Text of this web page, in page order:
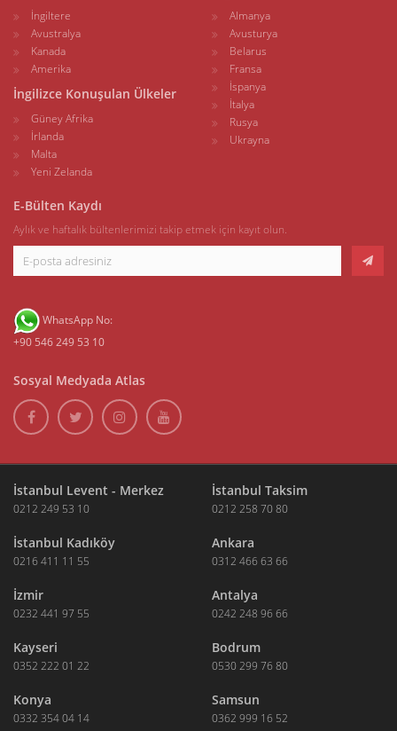
İngiltere
Avustralya
Kanada
Amerika
İngilizce Konuşulan Ülkeler
Güney Afrika
İrlanda
Malta
Yeni Zelanda
Almanya
Avusturya
Belarus
Fransa
İspanya
İtalya
Rusya
Ukrayna
E-Bülten Kaydı
Aylık ve haftalık bültenlerimizi takip etmek için kayıt olun.
WhatsApp No:
+90 546 249 53 10
Sosyal Medyada Atlas
İstanbul Levent - Merkez
0212 249 53 10
İstanbul Taksim
0212 258 70 80
İstanbul Kadıköy
0216 411 11 55
Ankara
0312 466 63 66
İzmir
0232 441 97 55
Antalya
0242 248 96 66
Kayseri
0352 222 01 22
Bodrum
0530 299 76 80
Konya
0332 354 04 14
Samsun
0362 999 16 52